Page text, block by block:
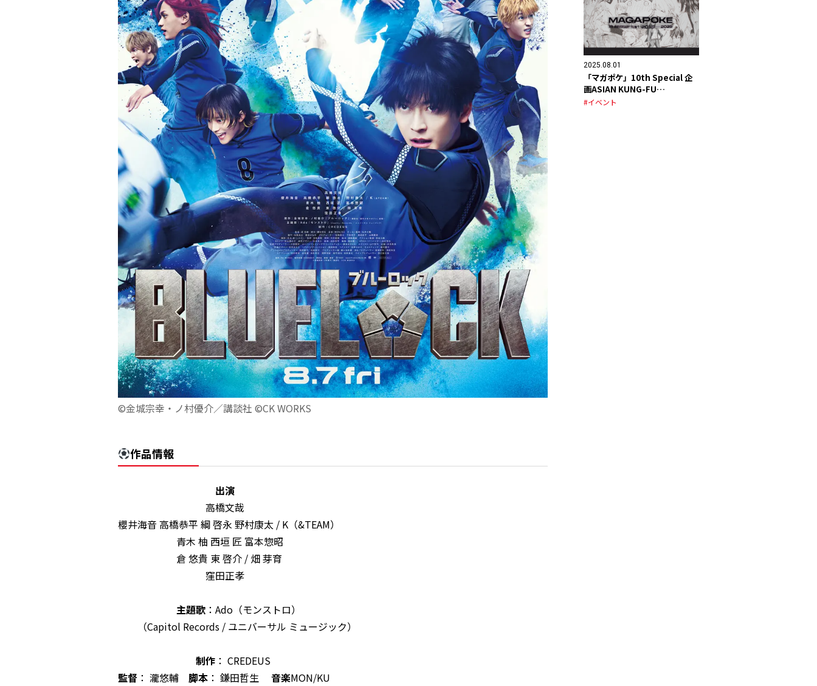
©金城宗幸・ノ村優介／講談社 ©CK WORKS
作品情報
出演
高橋文哉
櫻井海音 高橋恭平 綱 啓永 野村康太 / K（&TEAM）
青木 柚 西垣 匠 富本惣昭
倉 悠貴 東 啓介 / 畑 芽育
窪田正孝
主題歌 ：Ado（モンストロ）
（Capitol Records / ユニバーサル ミュージック）
制作 ： CREDEUS
監督 ： 瀧悠輔脚本 ： 鎌田哲生音楽MON/KU
2025.08.01
「マガポケ」10th Special 企
画ASIAN KUNG-FU
GENERATION スペシャルPV公
#イベント